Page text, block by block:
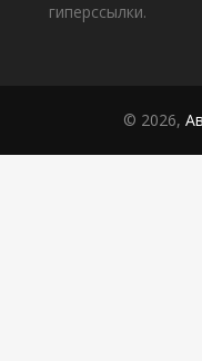
гиперссылки.
© 2026,